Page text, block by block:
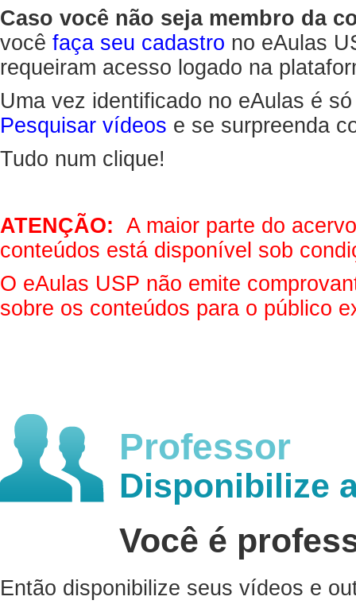
Caso você não seja membro da
você faça seu cadastro no eAulas
requeiram acesso logado na
Uma vez identificado no eAulas é
Pesquisar vídeos e se surpreenda
Tudo num clique!
ATENÇÃO: A maior parte do
conteúdos está disponível sob
O eAulas USP não emite
sobre os conteúdos para o público
Professor
Disponibilize
Você é
Então disponibilize seus vídeos e